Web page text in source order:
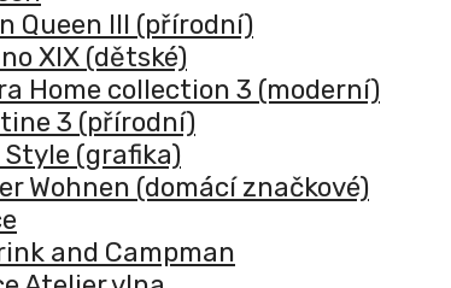
Queen III (přírodní)
XIX (dětské)
Home collection 3 (moderní)
3 (přírodní)
(grafika)
Wohnen (domácí značkové)
and Campman